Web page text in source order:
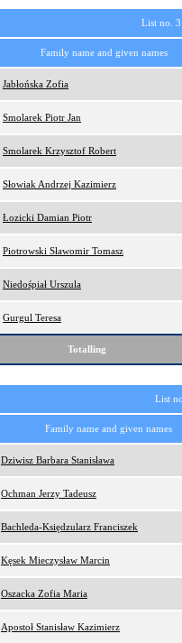
List no.
Family name and given names
Jabłońska Zofia
Smolarek Piotr Jan
Smolarek Krzysztof Robert
Słowiak Andrzej Kazimierz
Łozicki Damian Piotr
Piotrowski Sławomir Tomasz
Niedośpiał Urszula
Gurgul Teresa
Totalling
List
Family name and given names
Dziwisz Barbara Stanisława
Ochman Jerzy Tadeusz
Bachleda-Księdzularz Franciszek
Kęsek Mieczysław Marcin
Oszacka Zofia Maria
Apostoł Stanisław Kazimierz